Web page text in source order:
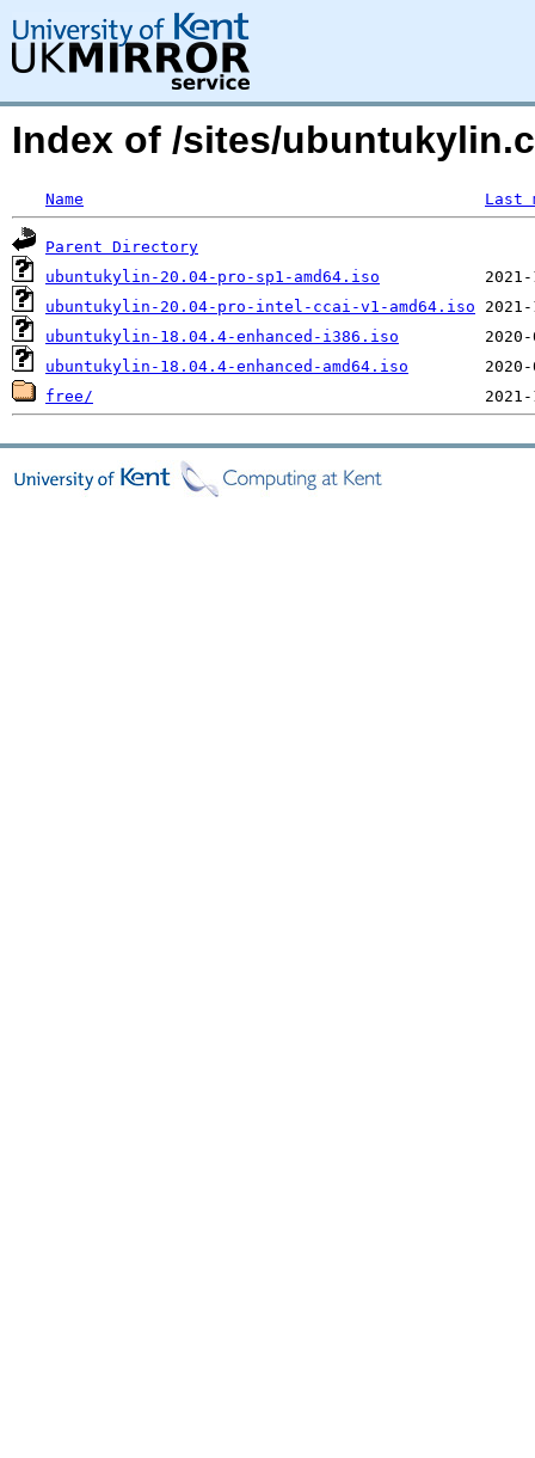
Index of /sites/
Name Last
Parent Directory
ubuntukylin-20.04-pro-sp1-amd64.iso
ubuntukylin-20.04-pro-intel-ccai-v1-amd64.iso
ubuntukylin-18.04.4-enhanced-i386.iso
ubuntukylin-18.04.4-enhanced-amd64.iso
free/